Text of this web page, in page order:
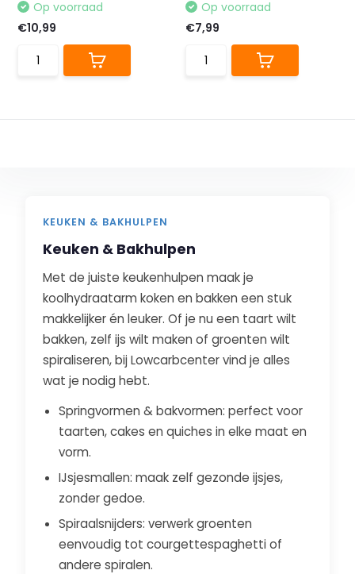
Op voorraad
€10,99
Op voorraad
€7,99
KEUKEN & BAKHULPEN
Keuken & Bakhulpen
Met de juiste keukenhulpen maak je
koolhydraatarm koken en bakken een stuk
makkelijker én leuker. Of je nu een taart wilt
bakken, zelf ijs wilt maken of groenten wilt
spiraliseren, bij Lowcarbcenter vind je alles
wat je nodig hebt.
Springvormen & bakvormen: perfect voor
taarten, cakes en quiches in elke maat en
vorm.
IJsjesmallen: maak zelf gezonde ijsjes,
zonder gedoe.
Spiraalsnijders: verwerk groenten
eenvoudig tot courgettespaghetti of
andere spiralen.